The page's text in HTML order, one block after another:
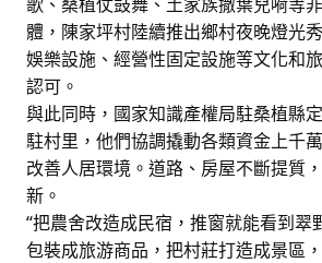
體，陳家坪村陸續推出鄉村夜晚燈光
娛樂設施、經營性固定設施等文化和
認可。
與此同時，國家知識產權局駐桑植縣
駐村里，他們協調撬動各類資金上千
改善人居環境。道路、房屋不斷提質
新。
“把農舍改造成民宿，推窗就能看到翠
包裝成旅游商品，把村莊打造成景區